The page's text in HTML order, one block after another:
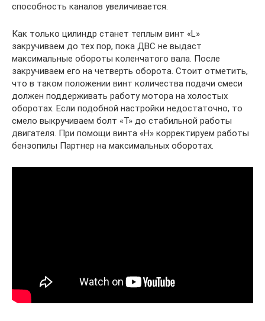
способность каналов увеличивается.
Как только цилиндр станет теплым винт «L»
закручиваем до тех пор, пока ДВС не выдаст
максимальные обороты коленчатого вала. После
закручиваем его на четверть оборота. Стоит отметить,
что в таком положении винт количества подачи смеси
должен поддерживать работу мотора на холостых
оборотах. Если подобной настройки недостаточно, то
смело выкручиваем болт «T» до стабильной работы
двигателя. При помощи винта «H» корректируем работы
бензопилы Партнер на максимальных оборотах.